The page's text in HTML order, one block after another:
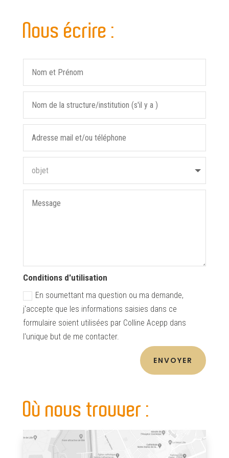
Nous écrire :
Conditions d'utilisation
En soumettant ma question ou ma demande,
j'accepte que les informations saisies dans ce
formulaire soient utilisées par Colline Acepp dans
l'unique but de me contacter.
ENVOYER
Où nous trouver :